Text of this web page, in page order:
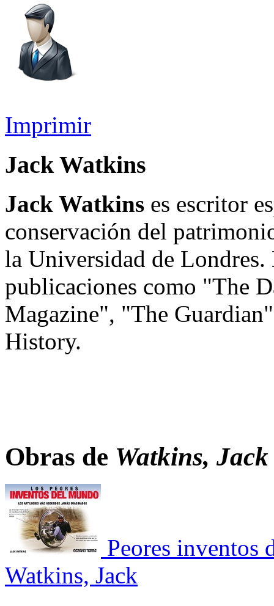
Imprimir
Jack Watkins
Jack Watkins es escritor
conservación del
la Universidad de
publicaciones como "The
Magazine", "The
History.
Obras de Watkins, Jack
Peores inventos
Watkins, Jack